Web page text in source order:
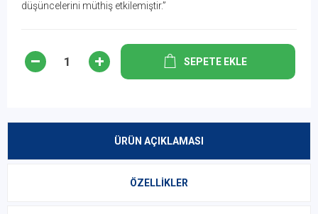
düşüncelerini müthiş etkilemiştir.”
SEPETE EKLE
ÜRÜN AÇIKLAMASI
ÖZELLIKLER